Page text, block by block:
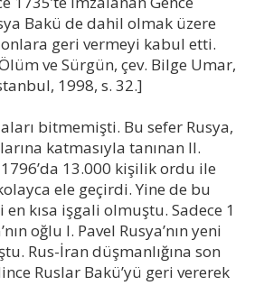
Bakü de dahil olmak üzere
onlara geri vermeyi kabul etti.
ve Sürgün, çev. Bilge Umar,
1998, s. 32.]
bitmemişti. Bu sefer Rusya,
katmasıyla tanınan II.
13.000 kişilik ordu ile
ele geçirdi. Yine de bu
kısa işgali olmuştu. Sadece 1
oğlu I. Pavel Rusya’nın yeni
Rus-İran düşmanlığına son
Ruslar Bakü’yü geri vererek